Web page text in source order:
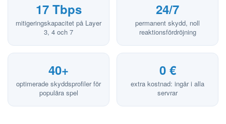
17 Tbps
mitigeringskapacitet på Layer
3, 4 och 7
24/7
permanent skydd, noll
reaktionsfördröjning
40+
optimerade skyddsprofiler för
populära spel
0 €
extra kostnad: ingår i alla
servrar